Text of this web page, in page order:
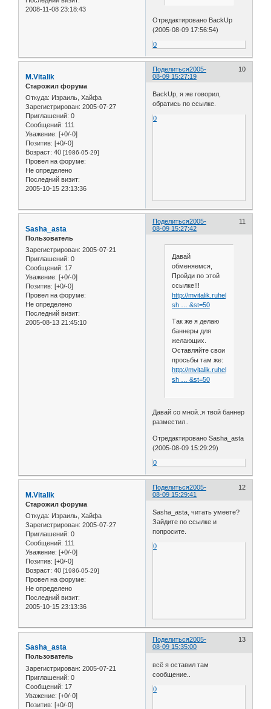
2008-11-08 23:18:43
Отредактировано BackUp
(2005-08-09 17:56:54)
0
Поделиться 10
2005-
08-09 15:27:19
M.Vitalik
Старожил форума
Откуда: Израиль, Хайфа
Зарегистрирован: 2005-07-27
Приглашений: 0
Сообщений: 111
Уважение: [+0/-0]
Позитив: [+0/-0]
Возраст: 40 [1986-05-29]
Провел на форуме:
Не определено
Последний визит:
2005-10-15 23:13:36
BackUp, я же говорил,
обратись по ссылке.
0
Поделиться 11
2005-
08-09 15:27:42
Sasha_asta
Пользователь
Зарегистрирован: 2005-07-21
Приглашений: 0
Сообщений: 17
Уважение: [+0/-0]
Позитив: [+0/-0]
Провел на форуме:
Не определено
Последний визит:
2005-08-13 21:45:10
Давай
обменяемся,
Пройди по этой
ссылке!!!
http://mvitalik.ruhelp.com/
sh … &st=50
Так же я делаю
баннеры для
желающих.
Оставляйте свои
просьбы там же:
http://mvitalik.ruhelp.com/
sh … &st=50
Давай со мной..я твой баннер
разместил..
Отредактировано Sasha_asta
(2005-08-09 15:29:29)
0
Поделиться 12
2005-
08-09 15:29:41
M.Vitalik
Старожил форума
Откуда: Израиль, Хайфа
Зарегистрирован: 2005-07-27
Приглашений: 0
Сообщений: 111
Уважение: [+0/-0]
Позитив: [+0/-0]
Возраст: 40 [1986-05-29]
Провел на форуме:
Не определено
Последний визит:
2005-10-15 23:13:36
Sasha_asta, читать умеете?
Зайдите по ссылке и
попросите.
0
Поделиться 13
2005-
08-09 15:35:00
Sasha_asta
Пользователь
Зарегистрирован: 2005-07-21
Приглашений: 0
Сообщений: 17
Уважение: [+0/-0]
Позитив: [+0/-0]
всё я оставил там
сообщение..
0